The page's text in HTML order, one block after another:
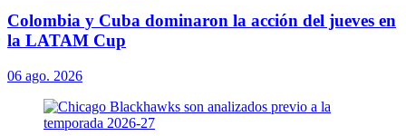
Colombia y Cuba dominaron la acción del jueves en
la LATAM Cup
06 ago. 2026